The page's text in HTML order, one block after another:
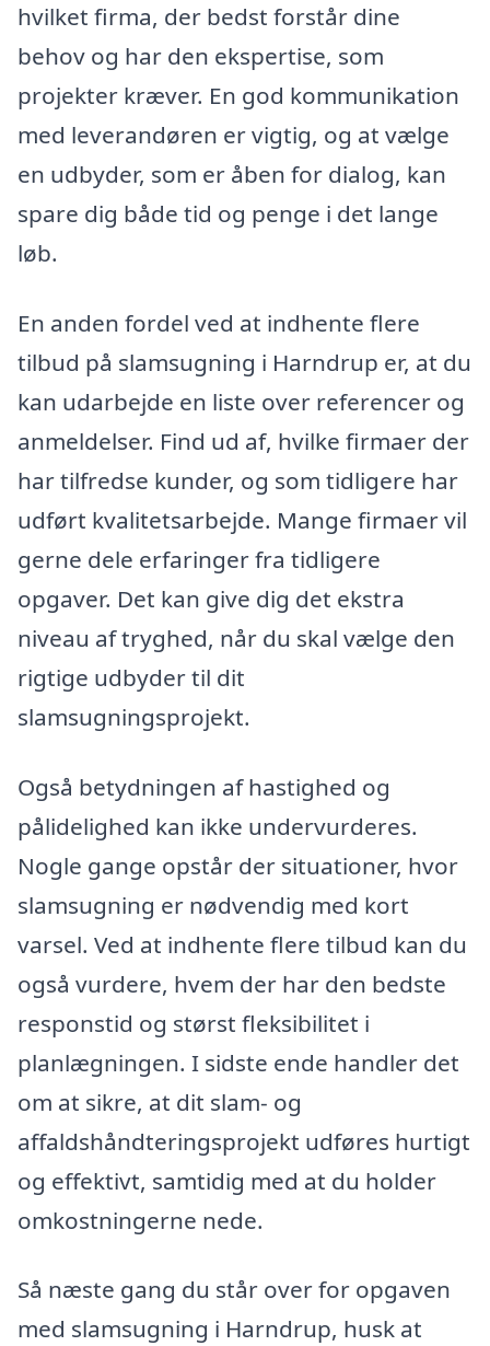
hvilket firma, der bedst forstår dine
behov og har den ekspertise, som
projekter kræver. En god kommunikation
med leverandøren er vigtig, og at vælge
en udbyder, som er åben for dialog, kan
spare dig både tid og penge i det lange
løb.
En anden fordel ved at indhente flere
tilbud på slamsugning i Harndrup er, at du
kan udarbejde en liste over referencer og
anmeldelser. Find ud af, hvilke firmaer der
har tilfredse kunder, og som tidligere har
udført kvalitetsarbejde. Mange firmaer vil
gerne dele erfaringer fra tidligere
opgaver. Det kan give dig det ekstra
niveau af tryghed, når du skal vælge den
rigtige udbyder til dit
slamsugningsprojekt.
Også betydningen af hastighed og
pålidelighed kan ikke undervurderes.
Nogle gange opstår der situationer, hvor
slamsugning er nødvendig med kort
varsel. Ved at indhente flere tilbud kan du
også vurdere, hvem der har den bedste
responstid og størst fleksibilitet i
planlægningen. I sidste ende handler det
om at sikre, at dit slam- og
affaldshåndteringsprojekt udføres hurtigt
og effektivt, samtidig med at du holder
omkostningerne nede.
Så næste gang du står over for opgaven
med slamsugning i Harndrup, husk at